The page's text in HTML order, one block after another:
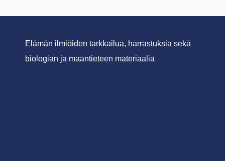
Elämän ilmiöiden tarkkailua, harrastuksia sekä
biologian ja maantieteen materiaalia